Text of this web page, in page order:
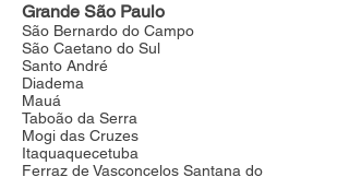
Grande São Paulo
São Bernardo do Campo
São Caetano do Sul
Santo André
Diadema
Mauá
Taboão da Serra
Mogi das Cruzes
Itaquaquecetuba
Ferraz de Vasconcelos Santana do